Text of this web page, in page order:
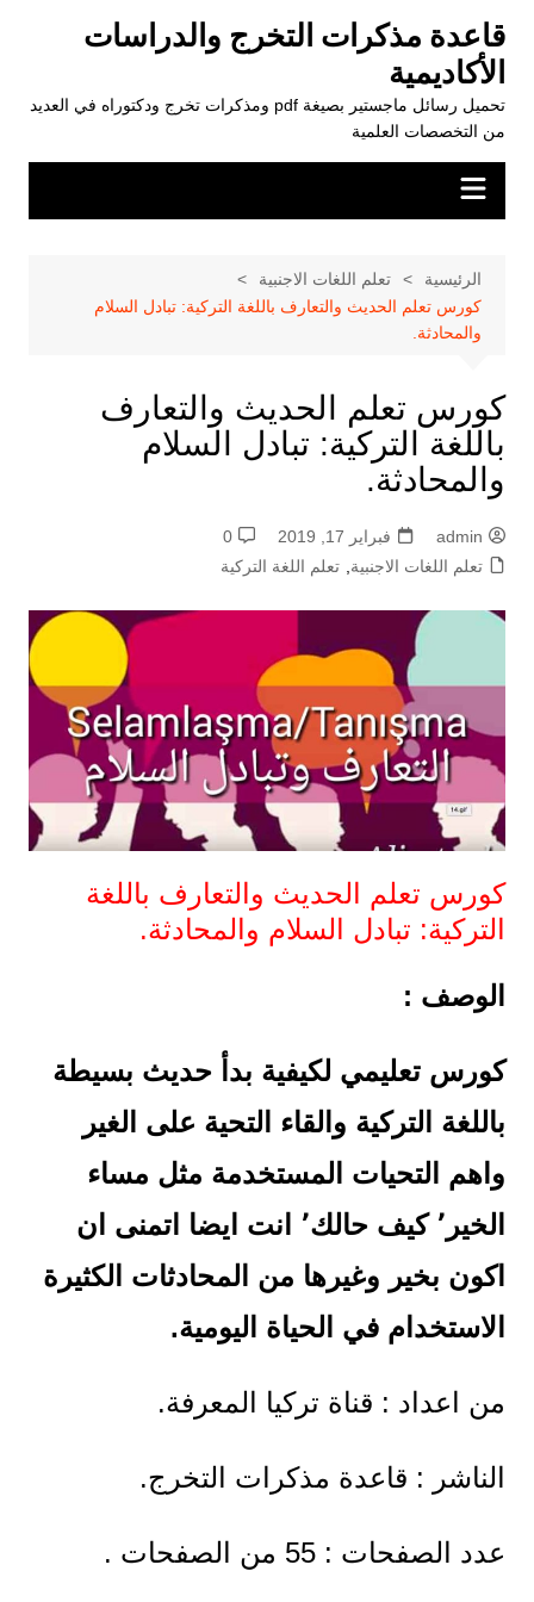
المحتوى
قاعدة مذكرات التخرج والدراسات
الأكاديمية
تحميل رسائل ماجستير بصيغة pdf ومذكرات تخرج ودكتوراه في العديد
من التخصصات العلمية
الرئيسية
تعلم اللغات الاجنبية
كورس تعلم الحديث والتعارف باللغة التركية: تبادل السلام
والمحادثة.
كورس تعلم الحديث والتعارف
باللغة التركية: تبادل السلام
والمحادثة.
admin فبراير 17, 2019
0
تعلم اللغات الاجنبية
تعلم اللغة التركية
كورس تعلم الحديث والتعارف باللغة
التركية: تبادل السلام والمحادثة.
الوصف :
كورس تعليمي لكيفية بدأ حديث بسيطة
باللغة التركية والقاء التحية على الغير
واهم التحيات المستخدمة مثل مساء
الخير٬ كيف حالك٬ انت ايضا اتمنى ان
اكون بخير وغيرها من المحادثات الكثيرة
الاستخدام في الحياة اليومية.
من اعداد : قناة تركيا المعرفة.
الناشر : قاعدة مذكرات التخرج.
عدد الصفحات : 55 من الصفحات .